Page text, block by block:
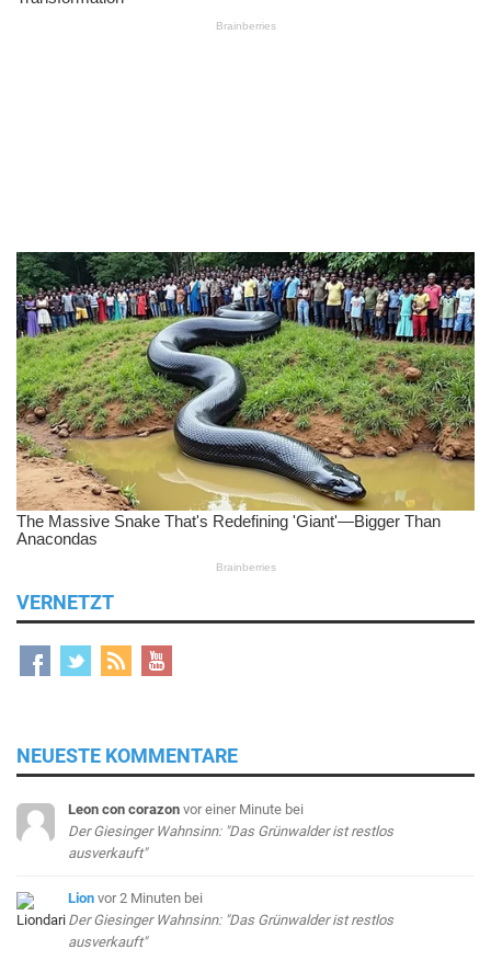
VERNETZT
NEUESTE KOMMENTARE
Leon con corazon vor einer Minute bei
Der Giesinger Wahnsinn: "Das Grünwalder ist restlos
ausverkauft"
Lion vor 2 Minuten bei
Der Giesinger Wahnsinn: "Das Grünwalder ist restlos
ausverkauft"